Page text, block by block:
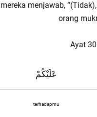
menjawab,
orang
Ayat
عَلَيْكُمْ
terhadapmu